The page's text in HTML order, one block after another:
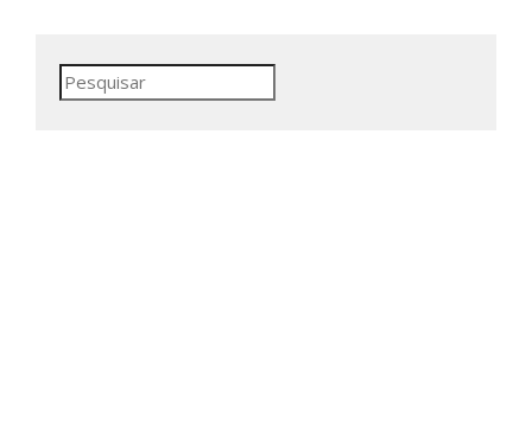
Pesquisar